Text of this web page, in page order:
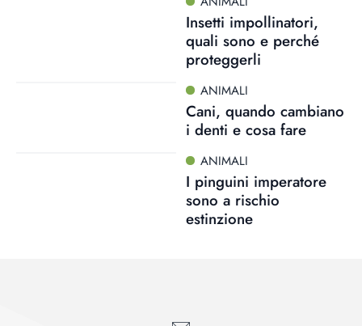
Insetti impollinatori,
quali sono e perché
proteggerli
ANIMALI
Cani, quando cambiano
i denti e cosa fare
ANIMALI
I pinguini imperatore
sono a rischio
estinzione